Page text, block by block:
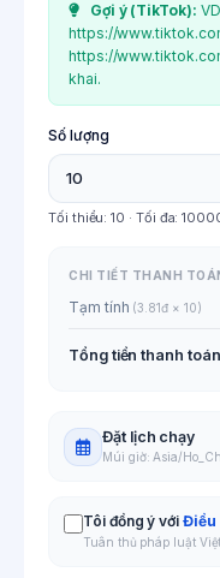
Gợi ý (TikTok):
https://
https://
khai.
Số lượng
Tối thiểu:10 · Tối đa:
CHI TIẾT THANH
Tạm tính (3.81đ × 10)
Tổng tiền thanh toán
Đặt lịch chạy
Múi giờ: Asia/
Tôi đồng ý với Điều
Tuân thủ pháp luật